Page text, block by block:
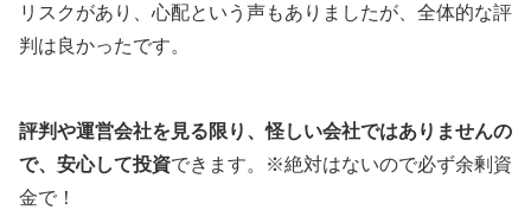
リスクがあり、心配という声もありましたが、全体的な評
判は良かったです。
評判や運営会社を見る限り、怪しい会社ではありませんの
で、安心して投資できます。※絶対はないので必ず余剰資
金で！